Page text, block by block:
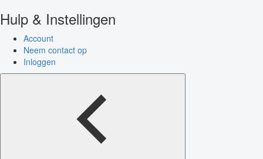
Hulp & Instellingen
Account
Neem contact op
Inloggen